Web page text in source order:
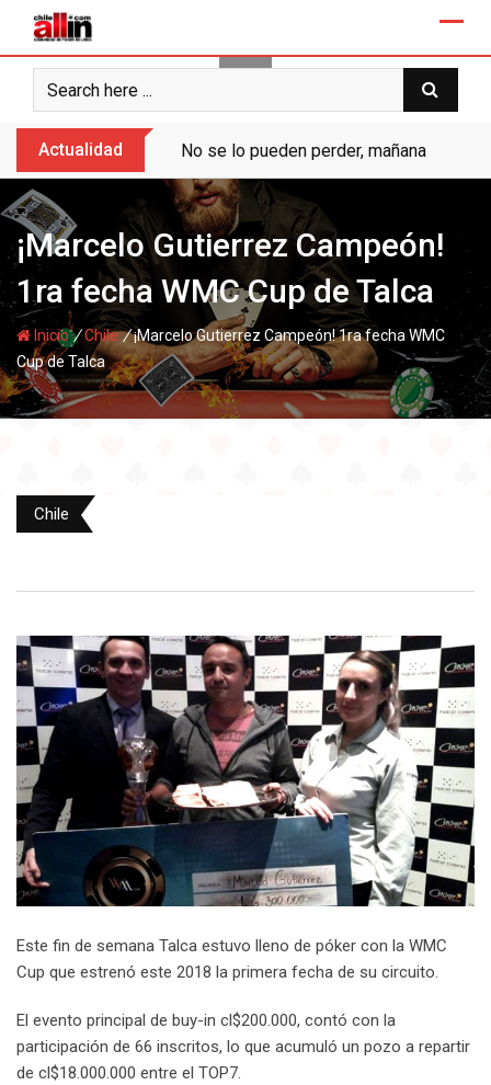
content
Actualidad No se lo pueden perder, mañana “Ases
¡Marcelo Gutierrez Campeón!
1ra fecha WMC Cup de Talca
Inicio/Chile/¡Marcelo Gutierrez Campeón! 1ra fecha WMC
Cup de Talca
Chile
Este fin de semana Talca estuvo lleno de póker con la WMC
Cup que estrenó este 2018 la primera fecha de su circuito.
El evento principal de buy-in cl$200.000, contó con la
participación de 66 inscritos, lo que acumuló un pozo a repartir
de cl$18.000.000 entre el TOP7.